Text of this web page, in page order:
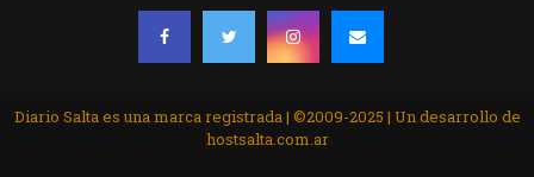
Diario Salta es una marca registrada | ©2009-2025 | Un desarrollo de
hostsalta.com.ar